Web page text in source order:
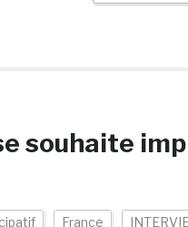
souhaite
France